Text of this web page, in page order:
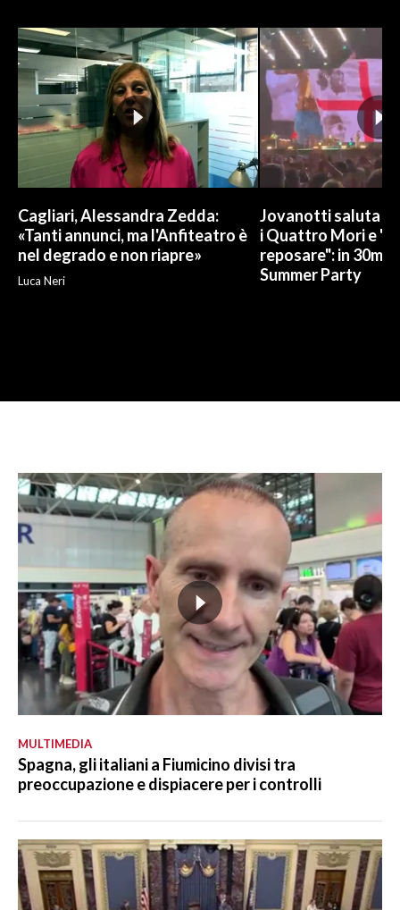
Cagliari, Alessandra Zedda:
«Tanti annunci, ma l'Anfiteatro è
nel degrado e non riapre»
Luca Neri
Jovanotti saluta la
i Quattro Mori e
reposare": in
Summer Party
MULTIMEDIA
Spagna, gli italiani a Fiumicino divisi tra
preoccupazione e dispiacere per i controlli